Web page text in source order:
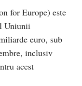
for Europe) este
Uniunii
euro, sub
inclusiv
acest